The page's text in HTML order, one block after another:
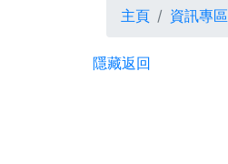
最新動向
主頁 資訊專區
隱藏返回